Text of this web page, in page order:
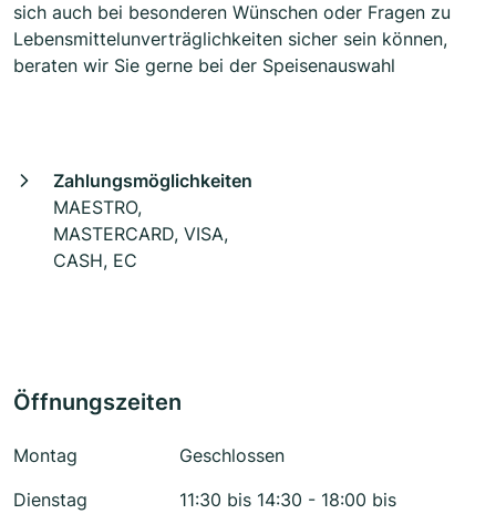
sich auch bei besonderen Wünschen oder Fragen zu
Lebensmittelunverträglichkeiten sicher sein können,
beraten wir Sie gerne bei der Speisenauswahl
Zahlungsmöglichkeiten
MAESTRO,
MASTERCARD, VISA,
CASH, EC
Öffnungszeiten
Montag
Geschlossen
Dienstag
11:30 bis 14:30 - 18:00 bis